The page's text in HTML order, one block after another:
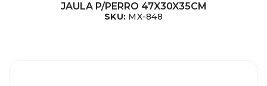
JAULA P/PERRO 47X30X35CM
SKU: MX-848